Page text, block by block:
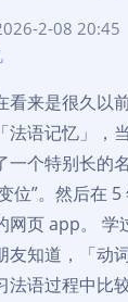
2-08 20:45
看来是很久以
法语记忆」，
一个特别长的
位”。然后在
网页 app。 学
友知道，「动
法语过程中比